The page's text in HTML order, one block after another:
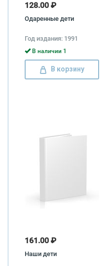
128.00 ₽
Одаренные дети
Год издания: 1991
В наличии 1
В корзину
161.00 ₽
Наши дети